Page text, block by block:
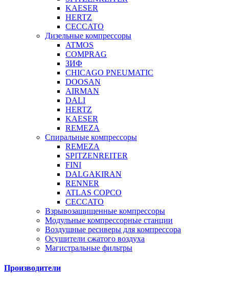
KAESER
HERTZ
CECCATO
Дизельные компрессоры
ATMOS
COMPRAG
ЗИФ
CHICAGO PNEUMATIC
DOOSAN
AIRMAN
DALI
HERTZ
KAESER
REMEZA
Спиральные компрессоры
REMEZA
SPITZENREITER
FINI
DALGAKIRAN
RENNER
ATLAS COPCO
CECCATO
Взрывозащищенные компрессоры
Модульные компрессорные станции
Воздушные ресиверы для компрессора
Осушители сжатого воздуха
Магистральные фильтры
Производители